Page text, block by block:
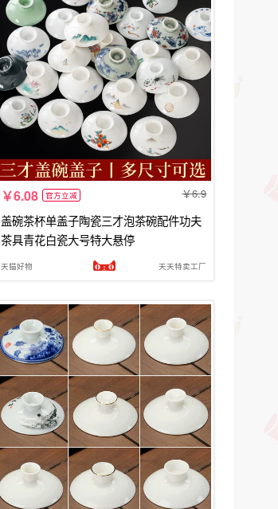
6.08 官方立减 6.9
盖碗茶杯单盖子陶瓷三才泡茶碗配件功夫
茶具青花白瓷大号特大悬停
天猫好物 天天特卖工厂